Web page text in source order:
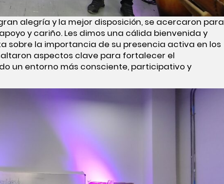
alegría y la mejor disposición, se acercaron para
y cariño. Les dimos una cálida bienvenida y
sobre la importancia de su presencia activa en los
aspectos clave para fortalecer el
un entorno más consciente, participativo y